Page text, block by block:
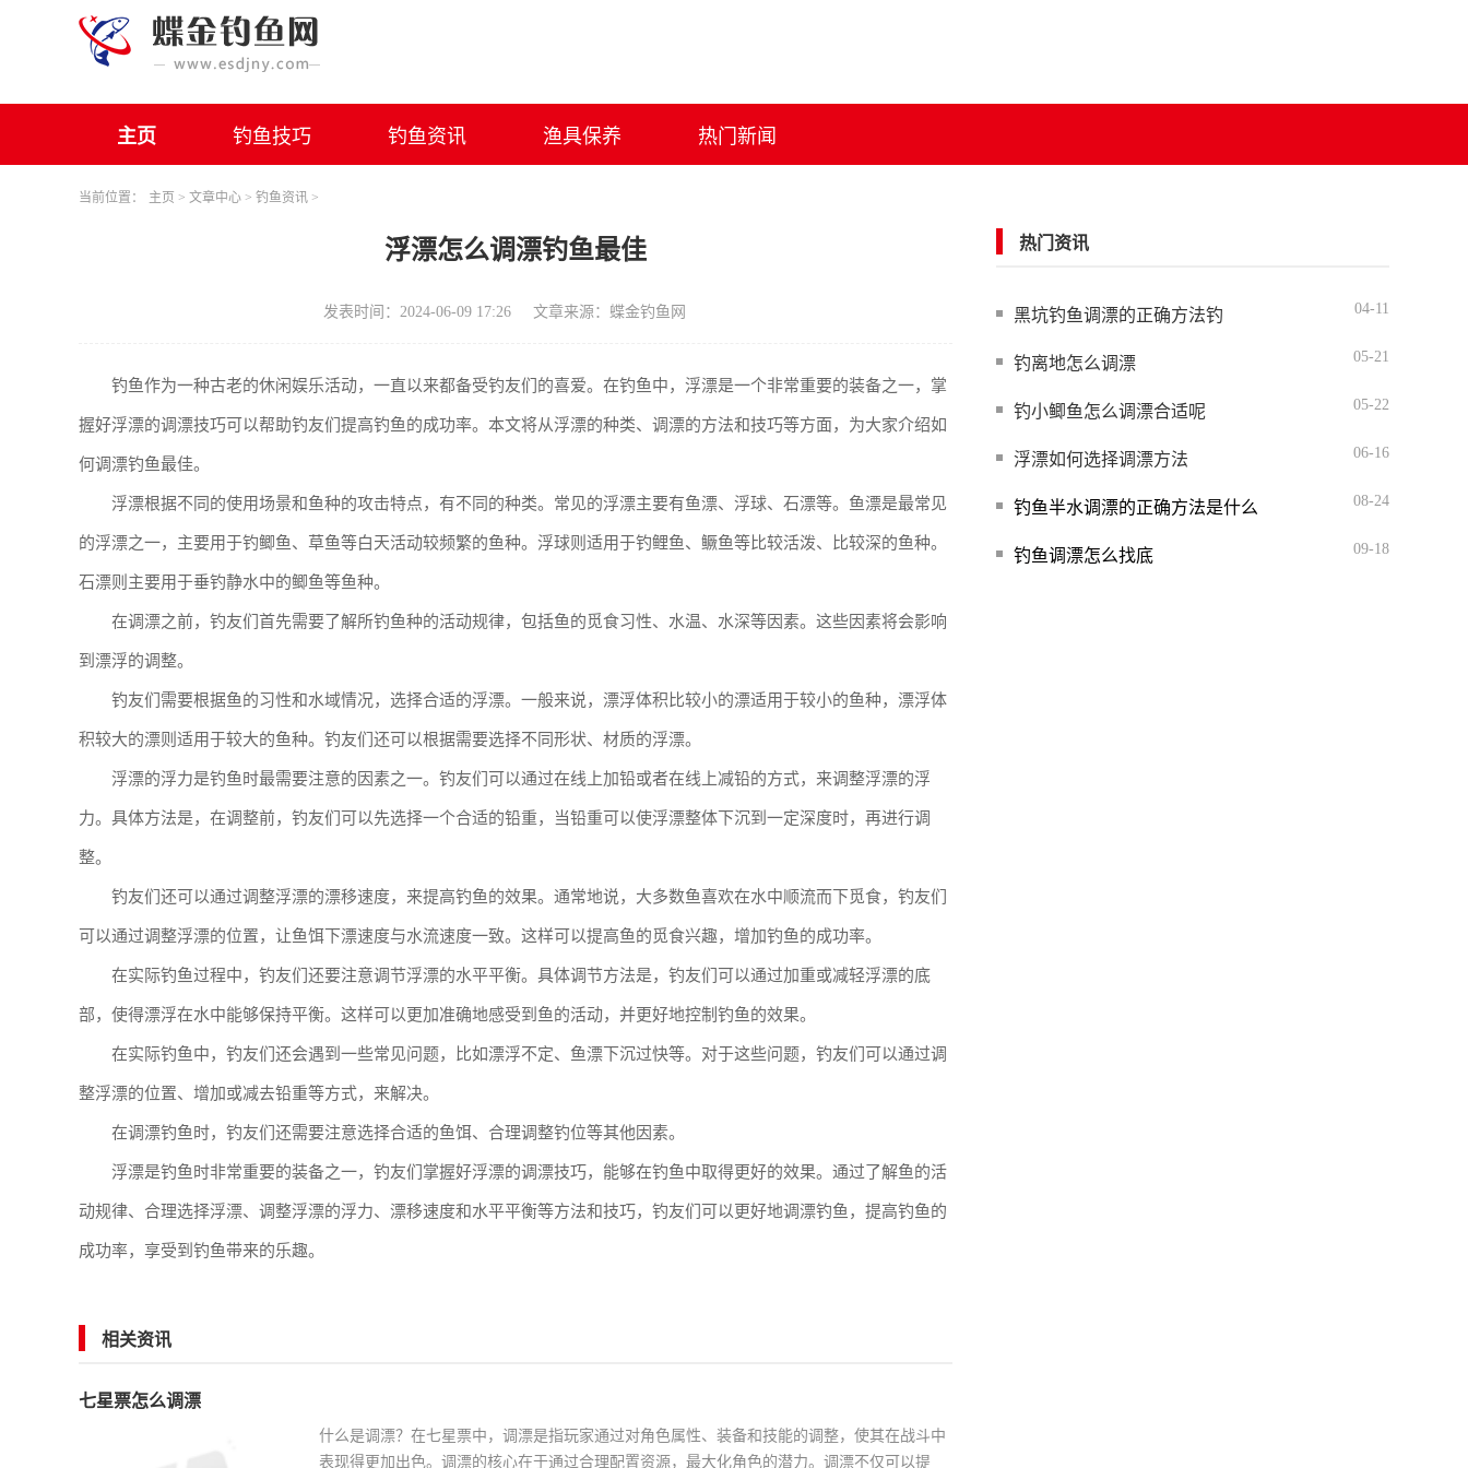
主页 钓鱼技巧 钓鱼资讯 渔具保养 热门新闻
当前位置： 主页 > 文章中心 > 钓鱼资讯 >
浮漂怎么调漂钓鱼最佳
发表时间：2024-06-09 17:26 文章来源：蝶金钓鱼网
钓鱼作为一种古老的休闲娱乐活动，一直以来都备受钓友们的喜爱。在钓鱼中，浮漂是一个非常重要的装备之一，掌
握好浮漂的调漂技巧可以帮助钓友们提高钓鱼的成功率。本文将从浮漂的种类、调漂的方法和技巧等方面，为大家介绍如
何调漂钓鱼最佳。
浮漂根据不同的使用场景和鱼种的攻击特点，有不同的种类。常见的浮漂主要有鱼漂、浮球、石漂等。鱼漂是最常见
的浮漂之一，主要用于钓鲫鱼、草鱼等白天活动较频繁的鱼种。浮球则适用于钓鲤鱼、鳜鱼等比较活泼、比较深的鱼种。
石漂则主要用于垂钓静水中的鲫鱼等鱼种。
在调漂之前，钓友们首先需要了解所钓鱼种的活动规律，包括鱼的觅食习性、水温、水深等因素。这些因素将会影响
到漂浮的调整。
钓友们需要根据鱼的习性和水域情况，选择合适的浮漂。一般来说，漂浮体积比较小的漂适用于较小的鱼种，漂浮体
积较大的漂则适用于较大的鱼种。钓友们还可以根据需要选择不同形状、材质的浮漂。
浮漂的浮力是钓鱼时最需要注意的因素之一。钓友们可以通过在线上加铅或者在线上减铅的方式，来调整浮漂的浮
力。具体方法是，在调整前，钓友们可以先选择一个合适的铅重，当铅重可以使浮漂整体下沉到一定深度时，再进行调
整。
钓友们还可以通过调整浮漂的漂移速度，来提高钓鱼的效果。通常地说，大多数鱼喜欢在水中顺流而下觅食，钓友们
可以通过调整浮漂的位置，让鱼饵下漂速度与水流速度一致。这样可以提高鱼的觅食兴趣，增加钓鱼的成功率。
在实际钓鱼过程中，钓友们还要注意调节浮漂的水平平衡。具体调节方法是，钓友们可以通过加重或减轻浮漂的底
部，使得漂浮在水中能够保持平衡。这样可以更加准确地感受到鱼的活动，并更好地控制钓鱼的效果。
在实际钓鱼中，钓友们还会遇到一些常见问题，比如漂浮不定、鱼漂下沉过快等。对于这些问题，钓友们可以通过调
整浮漂的位置、增加或减去铅重等方式，来解决。
在调漂钓鱼时，钓友们还需要注意选择合适的鱼饵、合理调整钓位等其他因素。
浮漂是钓鱼时非常重要的装备之一，钓友们掌握好浮漂的调漂技巧，能够在钓鱼中取得更好的效果。通过了解鱼的活
动规律、合理选择浮漂、调整浮漂的浮力、漂移速度和水平平衡等方法和技巧，钓友们可以更好地调漂钓鱼，提高钓鱼的
成功率，享受到钓鱼带来的乐趣。
相关资讯
七星票怎么调漂
什么是调漂？在七星票中，调漂是指玩家通过对角色属性、装备和技能的调整，使其在战斗中
表现得更加出色。调漂的核心在于通过合理配置资源，最大化角色的潜力。调漂不仅可以提
热门资讯
黑坑钓鱼调漂的正确方法钓 04-11
钓离地怎么调漂 05-21
钓小鲫鱼怎么调漂合适呢 05-22
浮漂如何选择调漂方法 06-16
钓鱼半水调漂的正确方法是什么 08-24
钓鱼调漂怎么找底 09-18